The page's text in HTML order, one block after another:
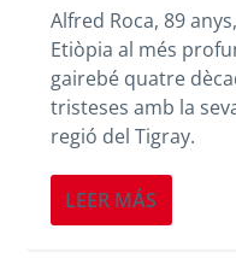
Alfred Roca, 89
Etiòpia al més
gairebé quatre
tristeses amb la
regió del Tigray.
LEER MÁS